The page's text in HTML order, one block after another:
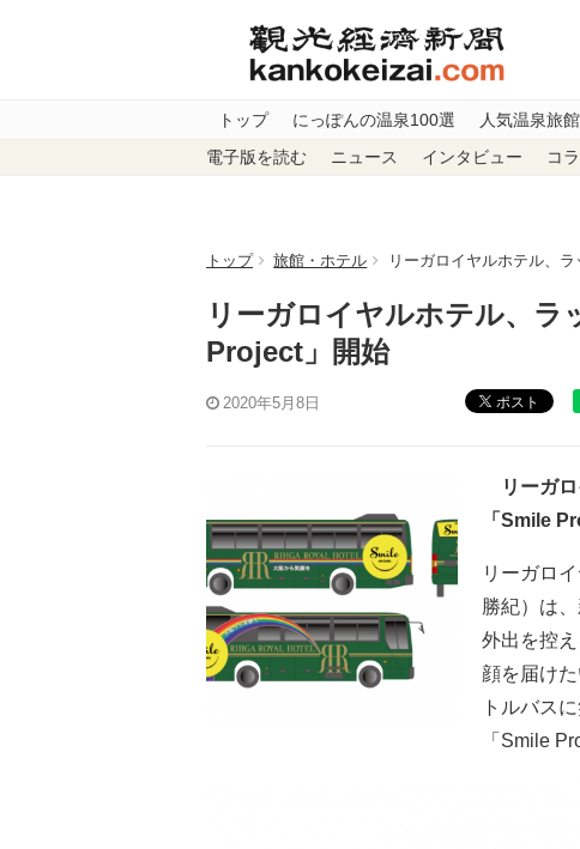
トップ にっぽんの温泉100選 人気温泉旅
電子版を読む ニュース インタビュー コ
トップ 旅館・ホテル リーガロイヤルホテル、
リーガロイヤルホテル、
Project」開始
2020年5月8日 ポスト
リーガロ
「Smile
リーガロ
勝紀）は
外出を控
顔を届け
トルバス
「Smile